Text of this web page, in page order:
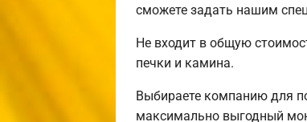
сможете задать нашим
Не входит в общую
печки и камина.
Выбираете компанию для
максимально выгодный